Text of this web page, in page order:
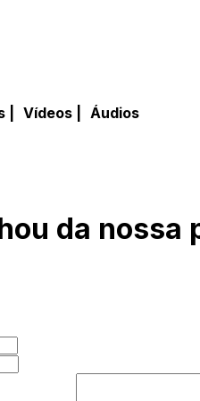
Vídeos | Áudios
da nossa